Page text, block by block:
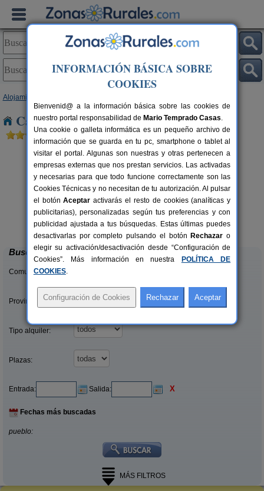
Alojamientos
Casas Rurales cerca de Pradorredondo
2-12+4 pers.
desde19 €
Casas Rurales El Portillo Río
Segura
Yeste (Albacete)
Buscar
Comunidades:
Provincias/Islas:
Tipo alquiler:
Plazas:
Entrada: Salida: X
Fechas más buscadas
pueblo:
MÁS FILTROS
INFORMACIÓN BÁSICA SOBRE
COOKIES
Bienvenid@ a la información básica sobre las cookies de
nuestro portal responsabilidad de Mario Temprado Casas.
Una cookie o galleta informática es un pequeño archivo de
información que se guarda en tu pc, smartphone o tablet al
visitar el portal. Algunas son nuestras y otras pertenecen a
empresas externas que nos prestan servicios. Las activadas
y necesarias para que todo funcione correctamente son las
Cookies Técnicas y no necesitan de tu autorización. Al pulsar
el botónAceptar activarás el resto de cookies (analíticas y
publicitarias), personalizadas según tus preferencias y con
publicidad ajustada a tus búsquedas. Estas últimas puedes
desactivarlas por completo pulsando el botón Rechazar o
elegir su activación/desactivación desde “Configuración de
Cookies”. Más información en nuestra
POLÍTICA DE
COOKIES.